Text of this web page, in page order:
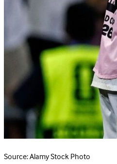
Source: Alamy Stock Photo